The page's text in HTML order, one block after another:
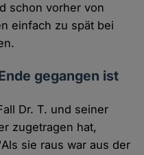
schon vorher von
einfach zu spät bei
gegangen ist
Dr. T. und seiner
zugetragen hat,
sie raus war aus der